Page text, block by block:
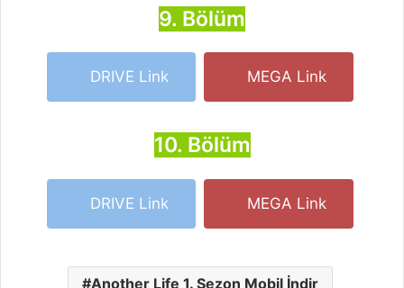
9. Bölüm
DRIVE Link MEGA Link
10. Bölüm
DRIVE Link MEGA Link
Another Life 1. Sezon Mobil İndir